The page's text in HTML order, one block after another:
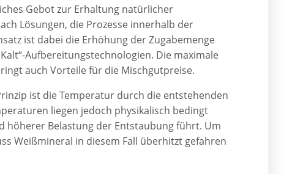
Gebot zur Erhaltung natürlicher
Lösungen, die Prozesse innerhalb der
ist dabei die Erhöhung der Zugabemenge
Aufbereitungstechnologien. Die maximale
auch Vorteile für die Mischgutpreise.
ist die Temperatur durch die entstehenden
liegen jedoch physikalisch bedingt
höherer Belastung der Entstaubung führt. Um
Weißmineral in diesem Fall überhitzt gefahren